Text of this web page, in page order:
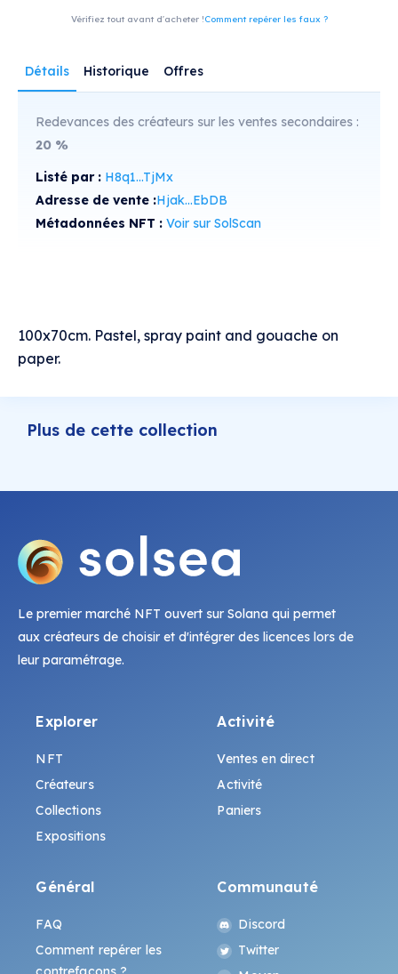
Vérifiez tout avant d'acheter !Comment repérer les faux ?
Détails Historique Offres
Redevances des créateurs sur les ventes secondaires :
20 %
Listé par : H8q1...TjMx
Adresse de vente :Hjak...EbDB
Métadonnées NFT : Voir sur SolScan
100x70cm. Pastel, spray paint and gouache on
paper.
Plus de cette collection
Le premier marché NFT ouvert sur Solana qui permet
aux créateurs de choisir et d'intégrer des licences lors de
leur paramétrage.
Explorer
NFT
Créateurs
Collections
Expositions
Activité
Ventes en direct
Activité
Paniers
Général
FAQ
Comment repérer les
Communauté
Discord
Twitter